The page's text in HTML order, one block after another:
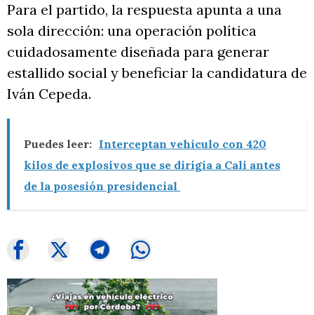
Para el partido, la respuesta apunta a una
sola dirección: una operación política
cuidadosamente diseñada para generar
estallido social y beneficiar la candidatura de
Iván Cepeda.
Puedes leer: Interceptan vehículo con 420
kilos de explosivos que se dirigía a Cali antes
de la posesión presidencial